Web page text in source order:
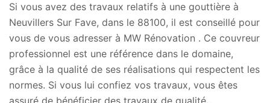
Si vous avez des travaux relatifs à une gouttière à
Neuvillers Sur Fave, dans le 88100, il est conseillé pour
vous de vous adresser à MW Rénovation . Ce couvreur
professionnel est une référence dans le domaine,
grâce à la qualité de ses réalisations qui respectent les
normes. Si vous lui confiez vos travaux, vous êtes
assuré de bénéficier des travaux de qualité.